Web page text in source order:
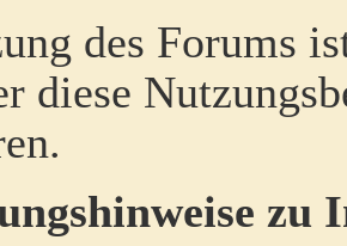
des Forums
diese
zu